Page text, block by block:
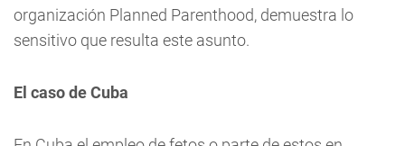
organización Planned Parenthood, demuestra lo
sensitivo que resulta este asunto.
El caso de Cuba